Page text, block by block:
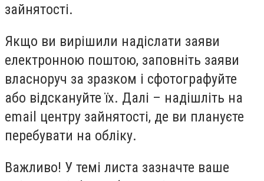
зайнятості.
Якщо ви вирішили надіслати заяви
електронною поштою, заповніть заяви
власноруч за зразком і сфотографуйте
або відскануйте їх. Далі – надішліть на
email центру зайнятості, де ви плануєте
перебувати на обліку.
Важливо! У темі листа зазначте ваше